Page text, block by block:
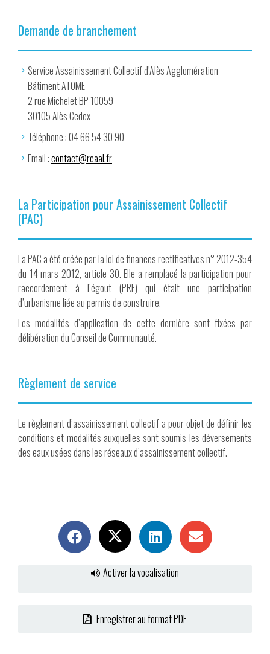
Demande de branchement
Service Assainissement Collectif d’Alès Agglomération
Bâtiment ATOME
2 rue Michelet BP 10059
30105 Alès Cedex
Téléphone : 04 66 54 30 90
Email :contact@reaal.fr
La Participation pour Assainissement Collectif
(PAC)
La PAC a été créée par la loi de finances rectificatives n° 2012-354
du 14 mars 2012, article 30. Elle a remplacé la participation pour
raccordement à l’égout (PRE) qui était une participation
d’urbanisme liée au permis de construire.
Les modalités d’application de cette dernière sont fixées par
délibération du Conseil de Communauté.
Règlement de service
Le règlement d’assainissement collectif a pour objet de définir les
conditions et modalités auxquelles sont soumis les déversements
des eaux usées dans les réseaux d’assainissement collectif.
Activer la vocalisation
Enregistrer au format PDF